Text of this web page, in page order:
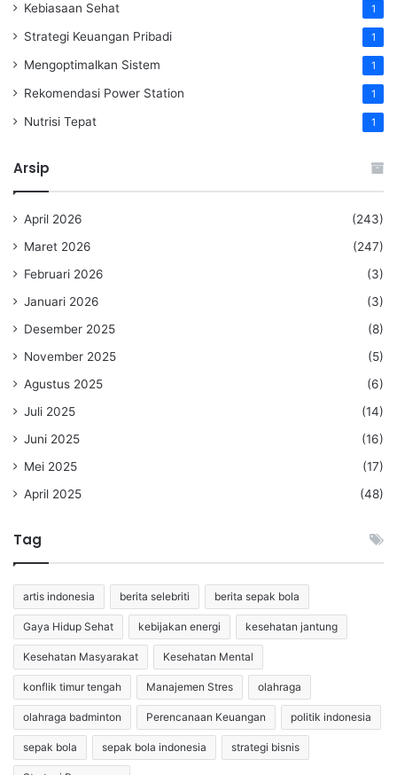
Kebiasaan Sehat 1
Strategi Keuangan Pribadi 1
Mengoptimalkan Sistem 1
Rekomendasi Power Station 1
Nutrisi Tepat 1
Arsip
April 2026
(243)
Maret 2026
(247)
Februari 2026
(3)
Januari 2026
(3)
Desember 2025
(8)
November 2025
(5)
Agustus 2025
(6)
Juli 2025
(14)
Juni 2025
(16)
Mei 2025
(17)
April 2025
(48)
Tag
artis indonesia berita selebriti berita sepak bola
Gaya Hidup Sehat kebijakan energi kesehatan jantung
Kesehatan Masyarakat Kesehatan Mental
konflik timur tengah Manajemen Stres olahraga
olahraga badminton Perencanaan Keuangan politik indonesia
sepak bola sepak bola indonesia strategi bisnis